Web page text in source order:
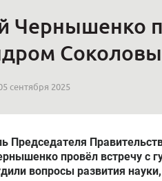
Чернышенко
сентября 2025
Председателя
провёл встречу с
вопросы развития